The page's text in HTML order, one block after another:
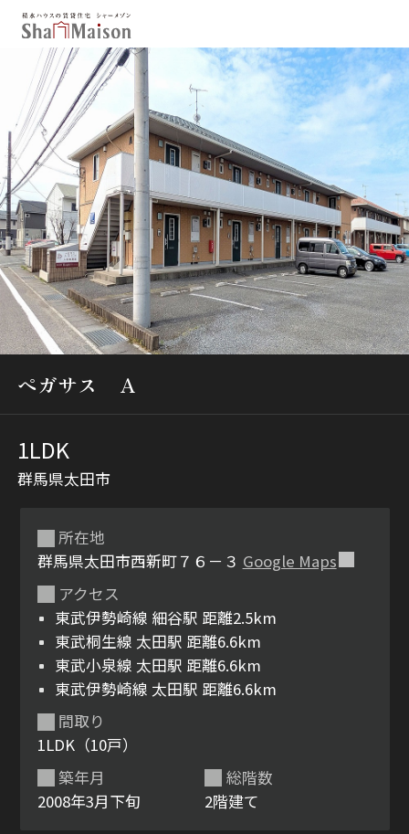
保存した条件
お気に入り
新着メール設定
最近見た物件
北海道 東北
中部
関西
中国・四国
九州
市区郡・路線・駅から探す
通勤・通学時間から探す
地図から探す
人気のカテゴリから探す
シャーメゾンとは
ン
ルームツアー
ペガサス Ａ
1LDK
群馬県太田市
所在地
群馬県太田市西新町７６－３ Google Maps
アクセス
東武伊勢崎線 細谷駅 距離2.5km
東武桐生線 太田駅 距離6.6km
東武小泉線 太田駅 距離6.6km
東武伊勢崎線 太田駅 距離6.6km
築年月
2008年3月下旬
間取り
1LDK（10戸）
総階数
2階建て